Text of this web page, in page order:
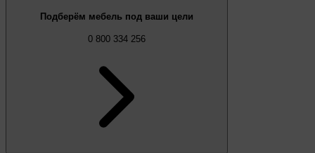
Подберём мебель под ваши цели
0 800 334 256